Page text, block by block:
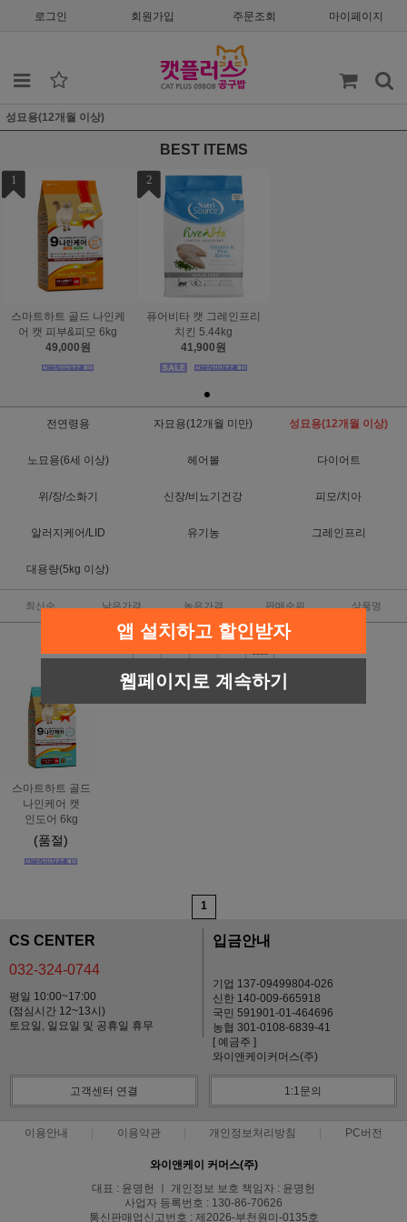
로그인 회원가입 주문조회 마이페이지
성묘용(12개월 이상)
BEST ITEMS
1
스마트하트 골드 나인케
어 캣 피부&피모 6kg
49,000원
2
퓨어비타 캣 그레인프리
치킨 5.44kg
41,900원
전연령용 자묘용(12개월 미만) 성묘용(12개월 이상)
노묘용(6세 이상) 헤어볼 다이어트
위/장/소화기 신장/비뇨기건강 피모/치아
알러지케어/LID 유기농 그레인프리
대용량(5kg 이상)
최신순 낮은가격 높은가격 판매순위 상품명
스마트하트 골드
나인케어 캣
인도어 6kg
(품절)
1
CS CENTER
032-324-0744
평일 10:00~17:00
(점심시간 12~13시)
토요일, 일요일 및 공휴일 휴무
입금안내
기업 137-09499804-026
신한 140-009-665918
국민 591901-01-464696
농협 301-0108-6839-41
[ 예금주 ]
와이앤케이커머스(주)
고객센터 연결 1:1문의
이용안내 이용약관 개인정보처리방침 PC버전
와이앤케이 커머스(주)
대표 : 윤명헌 ㅣ 개인정보 보호 책임자 : 윤명헌
사업자 등록번호 : 130-86-70626
통신판매업신고번호 : 제2026-부천원미-0135호
앱 설치하고 할인받자
웹페이지로 계속하기